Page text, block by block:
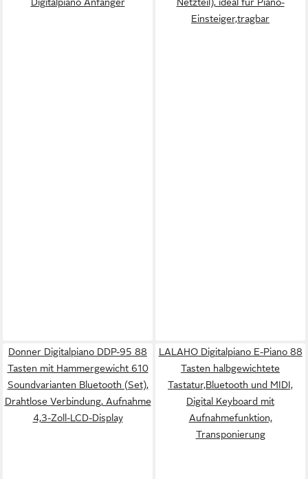
Einsteiger,tragbar
Donner Digitalpiano DDP-95 88
Tasten mit Hammergewicht 610
Soundvarianten Bluetooth (Set),
Drahtlose Verbindung, Aufnahme
4,3-Zoll-LCD-Display
LALAHO Digitalpiano E-Piano 88
Tasten halbgewichtete
Tastatur,Bluetooth und MIDI,
Digital Keyboard mit
Aufnahmefunktion,
Transponierung